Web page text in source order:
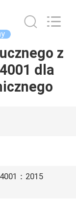
z
dla
：2015